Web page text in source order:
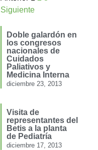
Siguiente
Doble galardón en
los congresos
nacionales de
Cuidados
Paliativos y
Medicina Interna
diciembre 23, 2013
Visita de
representantes del
Betis a la planta
de Pediatría
diciembre 17, 2013